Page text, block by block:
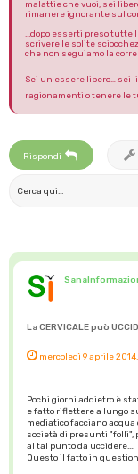
malattie che vuoi, sei
rimanere ignorante sul
...dopo esserti preso
scrivere le solite
che non seguiamo la
Sei un essere libero… sei
ragionamenti o tenere le
Rispondi
La CERVICALE può
mercoledì 9 aprile 2014,
Pochi giorni addietro è
e fatto riflettere a lungo
mediatico facciano
società di presunti "folli",
al tal punto da uccidere....
Questo il fatto in